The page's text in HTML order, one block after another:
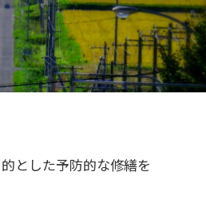
とした予防的な修繕を